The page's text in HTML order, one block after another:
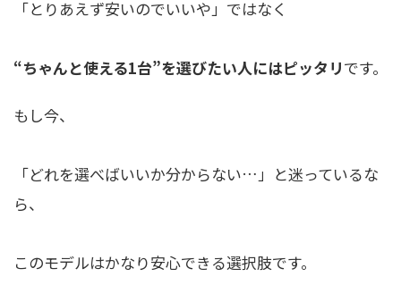
「とりあえず安いのでいいや」ではなく
“ちゃんと使える1台”を選びたい人にはピッタリです。
もし今、
「どれを選べばいいか分からない…」と迷っているな
ら、
このモデルはかなり安心できる選択肢です。